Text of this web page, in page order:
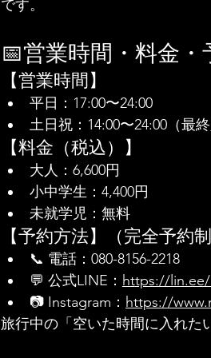
です。
📅営業時間・料金・
【営業時間】
平日：17:00〜24:00
土日祝：14:00〜24:00（最
【料金（税込）】
大人：6,600円
小中学生：4,400円
未就学児：無料
【予約方法】（完全予約
📞 電話：080-8156-2218
💬 公式LINE： https://lin.ee/
📷 Instagram： https://
旅行中の「空いた時間に入れた